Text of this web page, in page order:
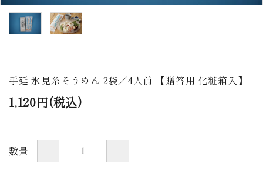
ご利用ガイド
特定商取引法について
ページ一覧
手延 氷見糸そうめん 2袋／4人前 【贈答用 化粧箱入】
1,120円(税込)
数量 － ＋